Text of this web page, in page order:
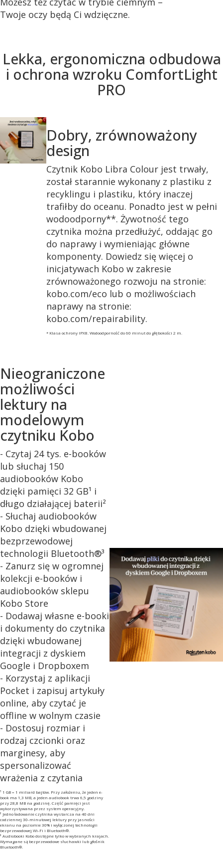
Twoje oczy będą Ci wdzięczne.
Lekka, ergonomiczna odbudowa
i ochrona wzroku ComfortLight
PRO
Dobry, zrównoważony
design
Czytnik Kobo Libra Colour jest trwały,
został starannie wykonany z plastiku z
recyklingu i plastiku, który inaczej
trafiłby do oceanu. Ponadto jest w pełni
wodoodporny**. Żywotność tego
czytnika można przedłużyć, oddając go
do naprawy i wymieniając główne
komponenty. Dowiedz się więcej o
inicjatywach Kobo w zakresie
zrównoważonego rozwoju na stronie:
kobo.com/eco lub o możliwościach
naprawy na stronie:
kobo.com/repairability.
* Klasa ochrony IPX8. Wodoodporność do 60 minut do głębokości 2 m.
Nieograniczone
możliwości
lektury na
modelowym
czytniku Kobo
- Czytaj 24 tys. e-booków
lub słuchaj 150
audiobooków Kobo
dzięki pamięci 32 GB¹ i
długo działającej baterii²
- Słuchaj audiobooków
Kobo dzięki wbudowanej
bezprzewodowej
technologii Bluetooth®³
- Zanurz się w ogromnej
kolekcji e-booków i
audiobooków sklepu
Kobo Store
- Dodawaj własne e-booki
i dokumenty do czytnika
dzięki wbudowanej
integracji z dyskiem
Google i Dropboxem
- Korzystaj z aplikacji
Pocket i zapisuj artykuły
online, aby czytać je
offline w wolnym czasie
- Dostosuj rozmiar i
rodzaj czcionki oraz
marginesy, aby
spersonalizować
wrażenia z czytania
¹ 1 GB = 1 miliard bajtów. Przy założeniu, że jeden e-
book ma 1,3 MB, a jeden audiobook trwa 6,5 godziny
przy 28,8 MB na godzinę. Część pamięci jest
wykorzystywana przez system operacyjny.
² Jedno ładowanie czytnika wystarcza na 40 dni
codziennej 30-minutowej lektury przy jasności
ekranu na poziomie 30% i wyłączonej technologii
bezprzewodowej Wi-Fi i Bluetooth®.
³ Audiobooki Kobo dostępne tylko w wybranych krajach.
Wymagane są bezprzewodowe słuchawki lub głośnik
Bluetooth®.